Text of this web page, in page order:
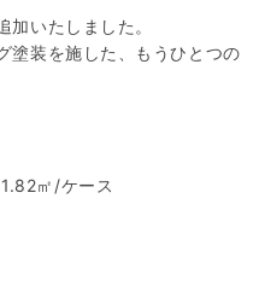
加いたしました。
塗装を施した、もうひとつの
㎡/ケース